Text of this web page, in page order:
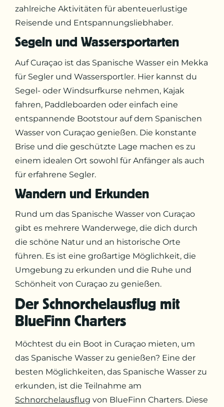
zahlreiche Aktivitäten für abenteuerlustige
Reisende und Entspannungsliebhaber.
Segeln und Wassersportarten
Auf Curaçao ist das Spanische Wasser ein Mekka
für Segler und Wassersportler. Hier kannst du
Segel- oder Windsurfkurse nehmen, Kajak
fahren, Paddleboarden oder einfach eine
entspannende Bootstour auf dem Spanischen
Wasser von Curaçao genießen. Die konstante
Brise und die geschützte Lage machen es zu
einem idealen Ort sowohl für Anfänger als auch
für erfahrene Segler.
Wandern und Erkunden
Rund um das Spanische Wasser von Curaçao
gibt es mehrere Wanderwege, die dich durch
die schöne Natur und an historische Orte
führen. Es ist eine großartige Möglichkeit, die
Umgebung zu erkunden und die Ruhe und
Schönheit von Curaçao zu genießen.
Der Schnorchelausflug mit
BlueFinn Charters
Möchtest du ein Boot in Curaçao mieten, um
das Spanische Wasser zu genießen? Eine der
besten Möglichkeiten, das Spanische Wasser zu
erkunden, ist die Teilnahme am
Schnorchelausflug von BlueFinn Charters. Diese